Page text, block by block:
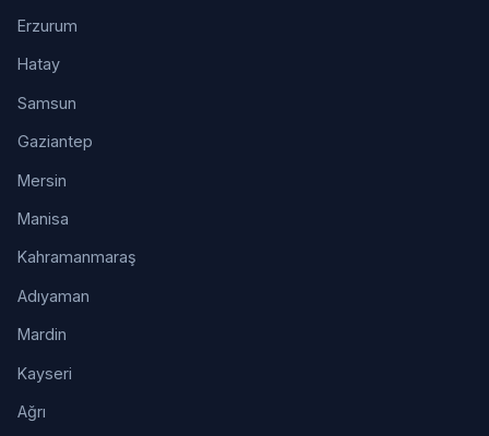
Erzurum
Hatay
Samsun
Gaziantep
Mersin
Manisa
Kahramanmaraş
Adıyaman
Mardin
Kayseri
Ağrı